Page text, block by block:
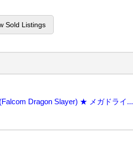
Sold Listings
Dragon Slayer) ★ メガドライ...